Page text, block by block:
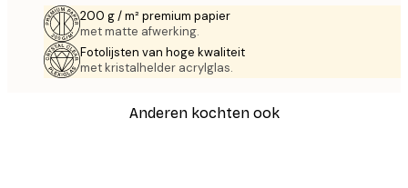
200 g / m² premium papier
met matte afwerking.
Fotolijsten van hoge kwaliteit
met kristalhelder acrylglas.
Anderen kochten ook